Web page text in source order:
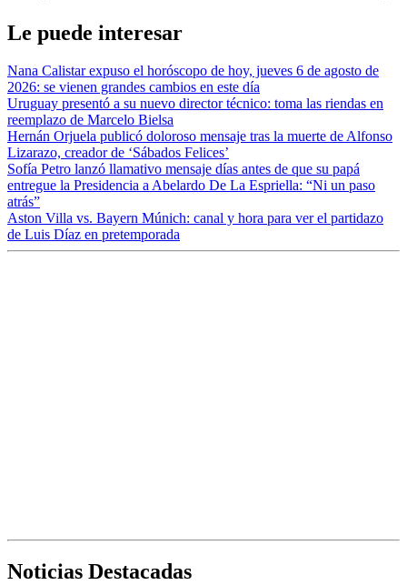
Le puede interesar
Nana Calistar expuso el horóscopo de hoy, jueves 6 de agosto de
2026: se vienen grandes cambios en este día
Uruguay presentó a su nuevo director técnico: toma las riendas en
reemplazo de Marcelo Bielsa
Hernán Orjuela publicó doloroso mensaje tras la muerte de Alfonso
Lizarazo, creador de ‘Sábados Felices’
Sofía Petro lanzó llamativo mensaje días antes de que su papá
entregue la Presidencia a Abelardo De La Espriella: “Ni un paso
atrás”
Aston Villa vs. Bayern Múnich: canal y hora para ver el partidazo
de Luis Díaz en pretemporada
Noticias Destacadas